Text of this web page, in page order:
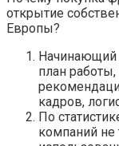
открытие
Европы?
Начинающий
план
кадров,
По
компаний не